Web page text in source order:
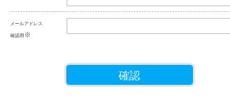
メールアドレス
確認用 ※